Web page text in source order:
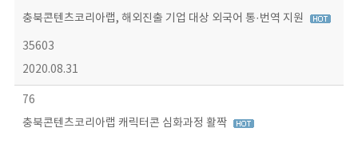
충북콘텐츠코리아랩, 해외진출 기업 대상 외국어 통·번역 지원
35603
2020.08.31
76
충북콘텐츠코리아랩 캐릭터콘 심화과정 활짝